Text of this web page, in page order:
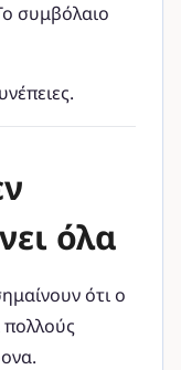
συμβόλαιο
όλα
ότι ο
πολλούς